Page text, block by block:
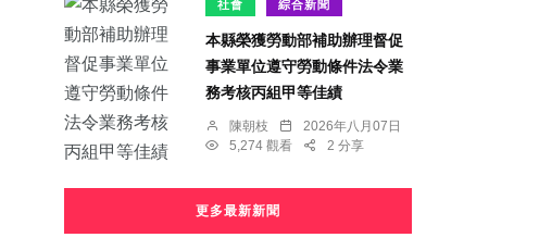
社會 綜合新聞
本縣榮獲勞動部補助辦理督促
事業單位遵守勞動條件法令業
務考核丙組甲等佳績
陳朝枝
2026年八月07日
5,274 觀看
2 分享
更多最新新聞